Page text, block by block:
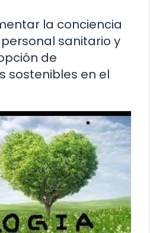
la conciencia
sanitario y
de
sostenibles en el